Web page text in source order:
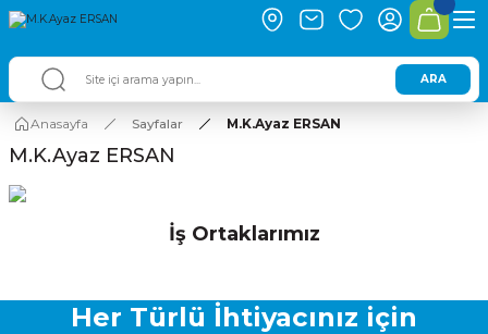
ARA
Anasayfa Sayfalar M.K.Ayaz ERSAN
M.K.Ayaz ERSAN
İş Ortaklarımız
Her Türlü İhtiyacınız için